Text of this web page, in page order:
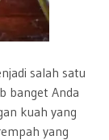
salah satu
banget Anda
kuah yang
yang